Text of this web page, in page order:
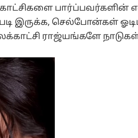
பார்ப்பவர்களின்
இருக்க, செல்போன்கள்
ராஜ்யங்களே நாடுகள்